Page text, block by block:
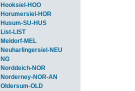
Hooksiel-HOO
Horumersiel-HOR
Husum-SU-HUS
List-LIST
Meldorf-MEL
Neuharlingersiel-NEU
NG
Norddeich-NOR
Norderney-NOR-AN
Oldersum-OLD